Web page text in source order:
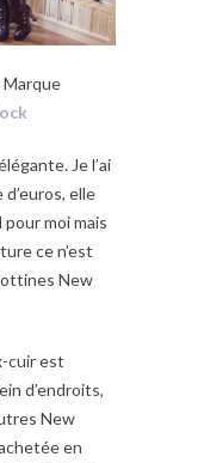
Marque
Je l’ai
elle
moi mais
ce n’est
New
cuir est
d’endroits,
New
en